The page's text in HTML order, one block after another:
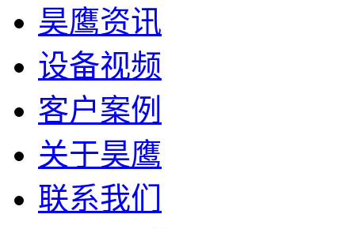
昊鹰资讯
设备视频
客户案例
关于昊鹰
联系我们